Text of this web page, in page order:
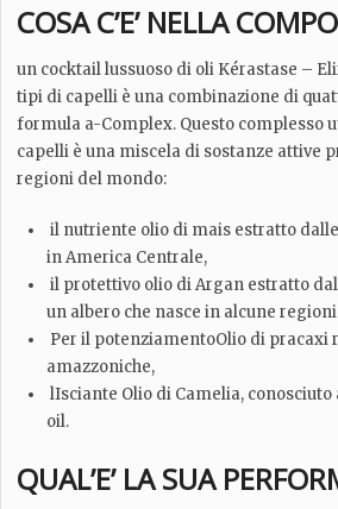
COSA C’E’ NELLA
un cocktail lussuoso di oli Kérastase –
tipi di capelli è una combinazione di
formula a-Complex. Questo complesso
capelli è una miscela di sostanze attive
regioni del mondo:
il nutriente olio di mais estratto
in America Centrale,
il protettivo olio di Argan estratto
un albero che nasce in alcune
Per il potenziamentoOlio di pracaxi
amazzoniche,
lIsciante Olio di Camelia, conosciuto
oil.
QUAL’E’ LA SUA